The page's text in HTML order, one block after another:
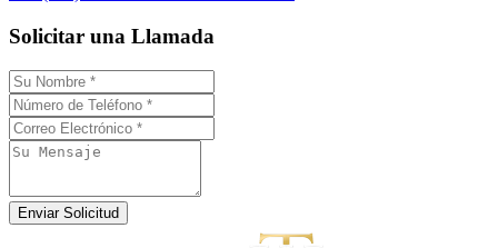
Solicitar una Llamada
Enviar Solicitud